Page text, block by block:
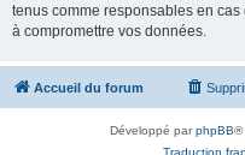
tenus comme responsables en
à compromettre vos données.
Accueil du forum
Développé parphpBB®
Traduction